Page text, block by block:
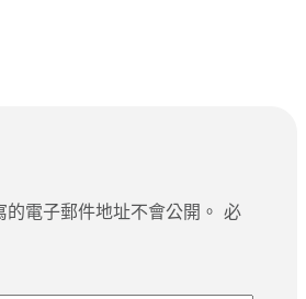
電子郵件地址不會公開。 必